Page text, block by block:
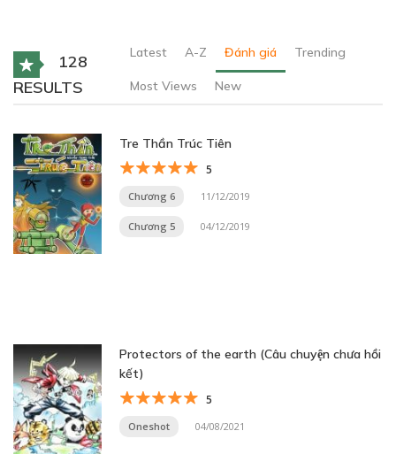
128
RESULTS
Latest A-Z Đánh giá Trending
Most Views New
Tre Thần Trúc Tiên
5
Chương 6 11/12/2019
Chương 5 04/12/2019
Protectors of the earth (Câu chuyện chưa hồi
kết)
5
Oneshot 04/08/2021